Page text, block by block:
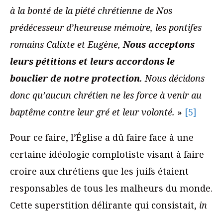
à la bonté de la piété chrétienne de Nos
prédécesseur d’heureuse mémoire, les pontifes
romains Calixte et Eugène,Nous acceptons
leurs pétitions et leurs accordons le
bouclier de notre protection. Nous décidons
donc qu’aucun chrétien ne les force à venir au
baptême contre leur gré et leur volonté. » [5]
Pour ce faire, l’Église a dû faire face à une
certaine idéologie complotiste visant à faire
croire aux chrétiens que les juifs étaient
responsables de tous les malheurs du monde.
Cette superstition délirante qui consistait, in